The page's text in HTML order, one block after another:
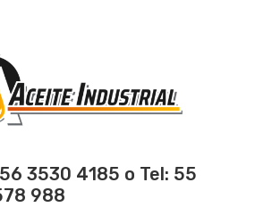
3530 4185 o Tel: 55
988